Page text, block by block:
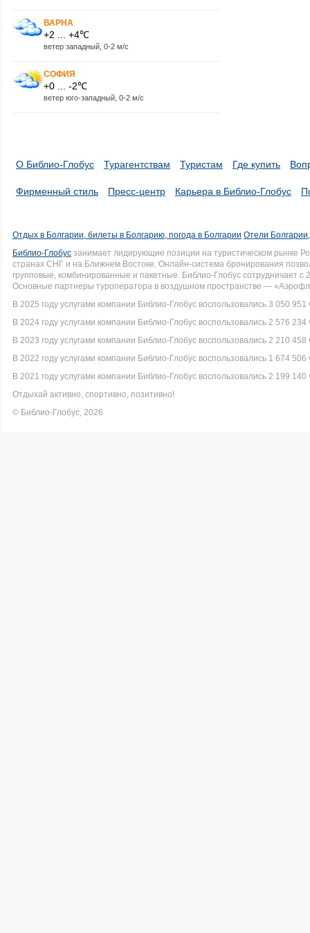
ВАРНА
+2 ... +4℃
ветер западный, 0-2 м/с
СОФИЯ
+0 ... -2℃
ветер юго-западный, 0-2 м/с
О Библио-Глобус Турагентствам Туристам Где купить
Фирменный стиль Пресс-центр Карьера в Библио-Глобус
Отдых в Болгарии, билеты в Болгарию, погода в Болгарии Отели
Библио-Глобус занимает лидирующие позиции на туристическом рынке
странах СНГ и на Ближнем Востоке. Онлайн-система бронирования
групповые, комбинированные и пакетные. Библио-Глобус сотрудничает
Основные партнеры туроператора в воздушном пространстве —
В 2025 году услугами компании Библио-Глобус воспользовались 3 050 951
В 2024 году услугами компании Библио-Глобус воспользовались 2 576 234
В 2023 году услугами компании Библио-Глобус воспользовались 2 210 458
В 2022 году услугами компании Библио-Глобус воспользовались 1 674 506
В 2021 году услугами компании Библио-Глобус воспользовались 2 199 140
Отдыхай активно, спортивно, позитивно!
© Библио-Глобус, 2026